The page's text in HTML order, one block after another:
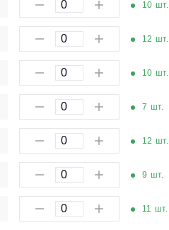
спецодежда
одежда
уборы
уборы ХоРеКа и Медицина
10 шт.
12 шт.
10 шт.
7 шт.
12 шт.
9 шт.
11 шт.